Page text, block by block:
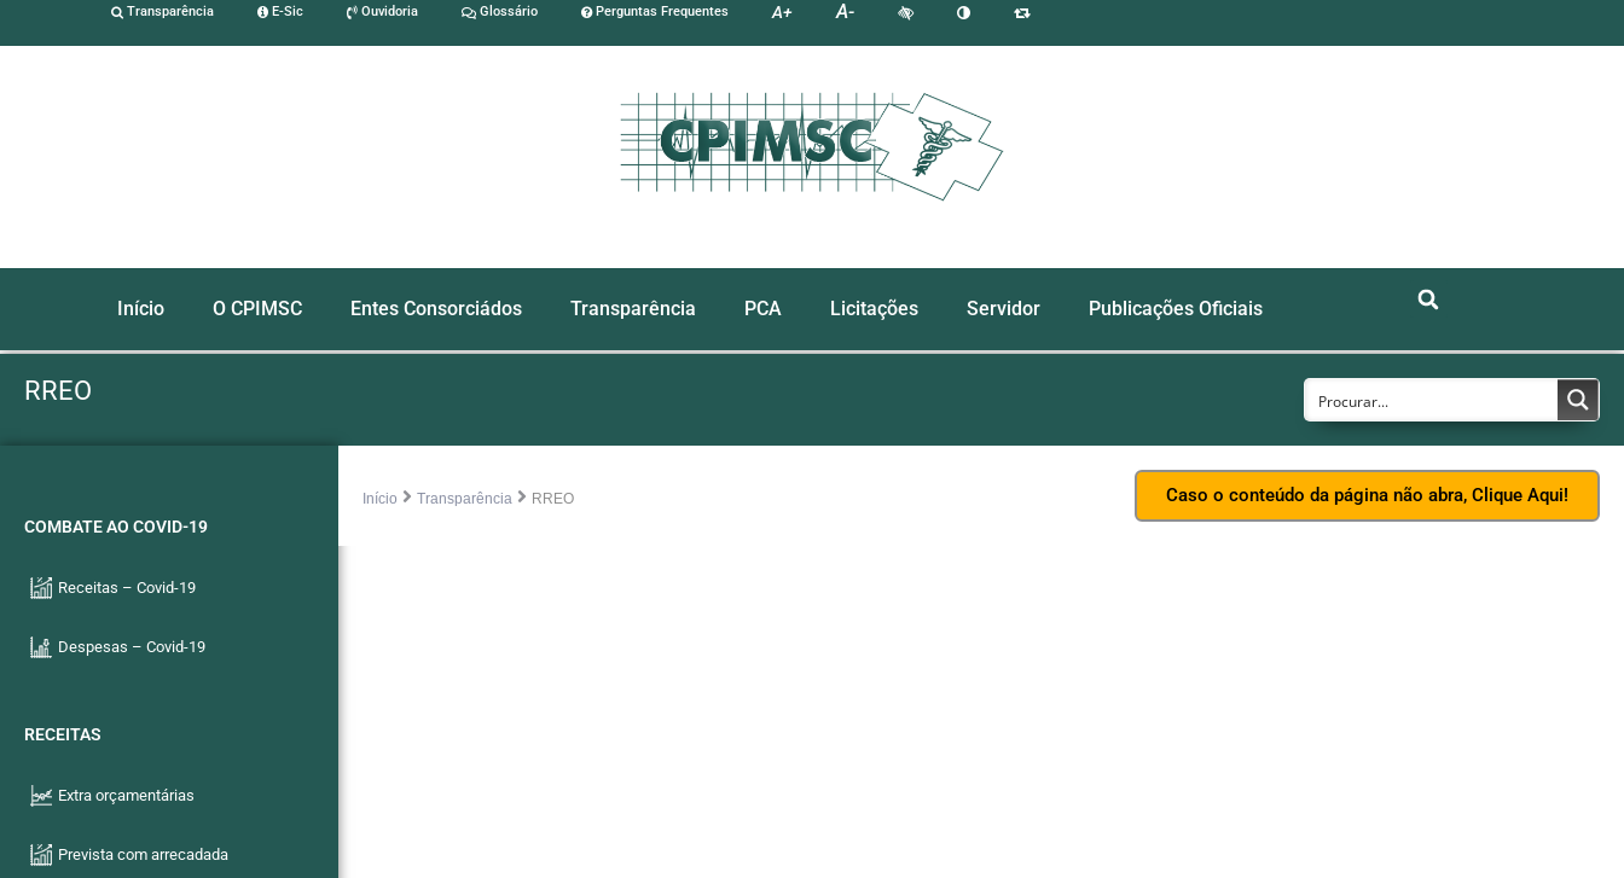
Transparência E-Sic Ouvidoria Glossário Perguntas Frequentes A+ A-
Início O CPIMSC Entes Consorciádos Transparência PCA Licitações Servidor Publicações Oficiais
RREO
COMBATE AO COVID-19
Receitas – Covid-19
Despesas – Covid-19
RECEITAS
Extra orçamentárias
Prevista com arrecadada
Início Transparência RREO Caso o conteúdo da página não abra, Clique Aqui!